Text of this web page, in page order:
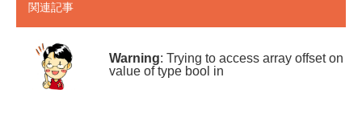
関連記事
Warning: Trying to access array offset on
value of type bool in